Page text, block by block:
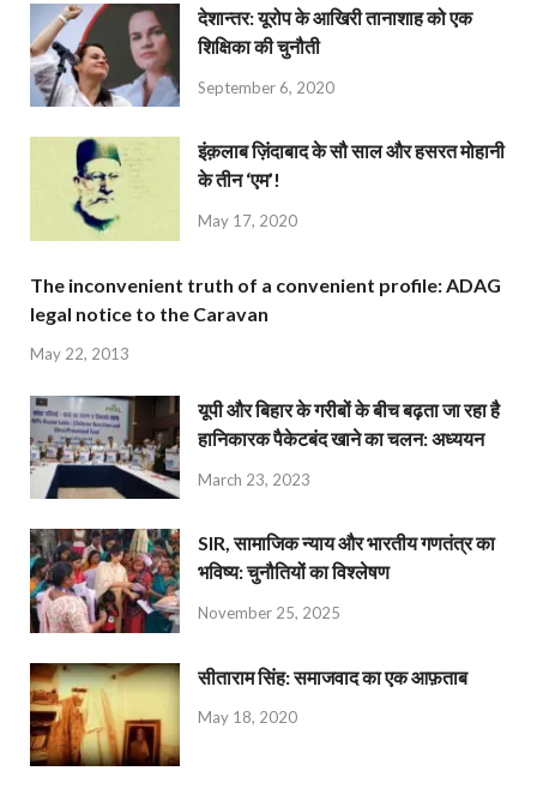
देशान्‍तर: यूरोप के आखिरी तानाशाह को एक
शिक्षिका की चुनौती
September 6, 2020
इंक़लाब ज़िंदाबाद के सौ साल और हसरत मोहानी
के तीन ‘एम’!
May 17, 2020
The inconvenient truth of a convenient profile: ADAG
legal notice to the Caravan
May 22, 2013
यूपी और बिहार के गरीबों के बीच बढ़ता जा रहा है
हानिकारक पैकेटबंद खाने का चलन: अध्ययन
March 23, 2023
SIR, सामाजिक न्याय और भारतीय गणतंत्र का
भविष्य: चुनौतियों का विश्लेषण
November 25, 2025
सीताराम सिंह: समाजवाद का एक आफ़ताब
May 18, 2020